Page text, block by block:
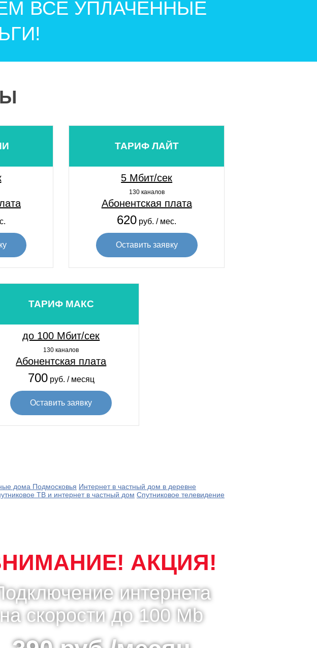
ВСЕ УПЛАЧЕННЫЕ
ТАРИФ ЛАЙТ
5 Мбит/сек
130 каналов
Абонентская плата
620 руб. / мес.
Оставить заявку
ТАРИФ МАКС
до 100 Мбит/сек
130 каналов
Абонентская плата
700руб. / месяц
Оставить заявку
дома Подмосковья Интернет в частный дом в деревне
ТВ и интернет в частный дом Спутниковое телевидение
АКЦИЯ!
интернета
на скорости до 100 Mb